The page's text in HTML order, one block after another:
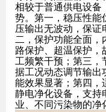
相较于普通供电设备
势。第一，稳压性能
压输出无波动，保证
二，保护功能全面，
路保护、超温保护，
工频繁干预；第三，
据工况动态调节输出
能效果显著；第四，
静电净化设备，支持
业、不同污染物的净